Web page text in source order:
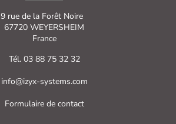
9 rue de la Forêt Noire
67720 WEYERSHEIM
France
Tél. 03 88 75 32 32
info@izyx-systems.com
Formulaire de contact